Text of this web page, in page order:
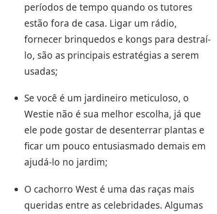
períodos de tempo quando os tutores
estão fora de casa. Ligar um rádio,
fornecer brinquedos e kongs para destraí-
lo, são as principais estratégias a serem
usadas;
Se você é um jardineiro meticuloso, o
Westie não é sua melhor escolha, já que
ele pode gostar de desenterrar plantas e
ficar um pouco entusiasmado demais em
ajudá-lo no jardim;
O cachorro West é uma das raças mais
queridas entre as celebridades. Algumas